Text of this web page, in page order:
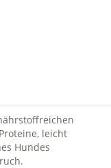
leicht
Hundes